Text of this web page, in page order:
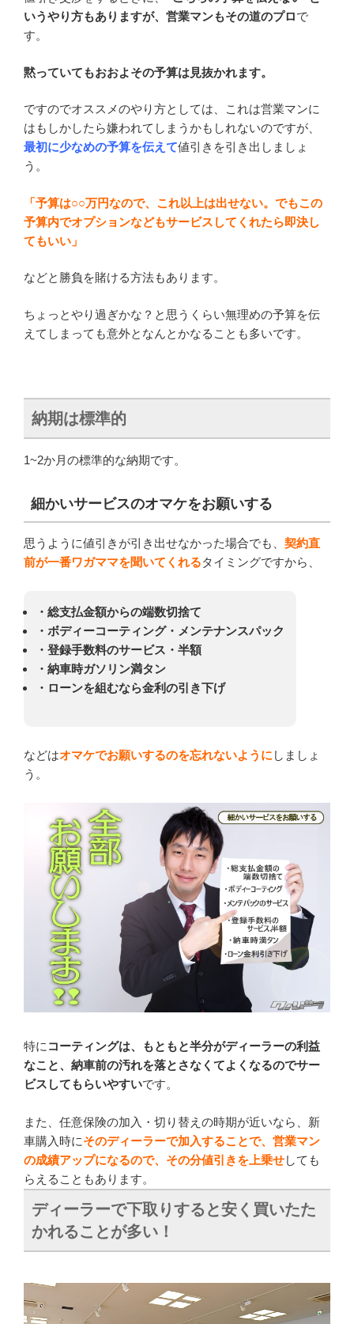
いうやり方もありますが、営業マンもその道のプロで
す。
黙っていてもおおよその予算は見抜かれます。
ですのでオススメのやり方としては、これは営業マンに
はもしかしたら嫌われてしまうかもしれないのですが、
最初に少なめの予算を伝えて値引きを引き出しましょ
う。
「予算は○○万円なので、これ以上は出せない。でもこの
予算内でオプションなどもサービスしてくれたら即決し
てもいい」
などと勝負を賭ける方法もあります。
ちょっとやり過ぎかな？と思うくらい無理めの予算を伝
えてしまっても意外となんとかなることも多いです。
納期は標準的
1~2か月の標準的な納期です。
細かいサービスのオマケをお願いする
思うように値引きが引き出せなかった場合でも、 契約直
前が一番ワガママを聞いてくれるタイミングですから、
・総支払金額からの端数切捨て
・ボディーコーティング・メンテナンスパック
・登録手数料のサービス・半額
・納車時ガソリン満タン
・ローンを組むなら金利の引き下げ
などはオマケでお願いするのを忘れないように しましょ
う。
特に コーティングは、もともと半分がディーラーの利益
なこと、納車前の汚れを落とさなくてよくなるのでサー
ビスしてもらいやすいです。
また、任意保険の加入・切り替えの時期が近いなら、新
車購入時にそのディーラーで加入することで、営業マン
の成績アップになるので、その分値引きを上乗せしても
らえることもあります。
ディーラーで下取りすると安く買いたた
かれることが多い！